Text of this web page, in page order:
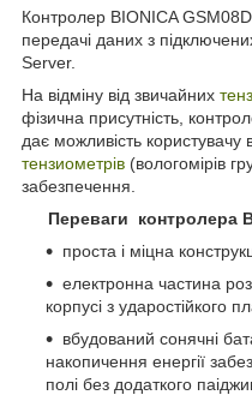
Контролер BIONICA
передачі даних з
Server.
На відміну від звичайних
фізична присутність,
дає можливість користувачу
тензиометрів (вологомірів
забезпечення.
Переваги контролера
проста і міцна
електронна частина
корпусі з ударостійкого
вбудований сонячні
накопичення енергії
полі без додаткого